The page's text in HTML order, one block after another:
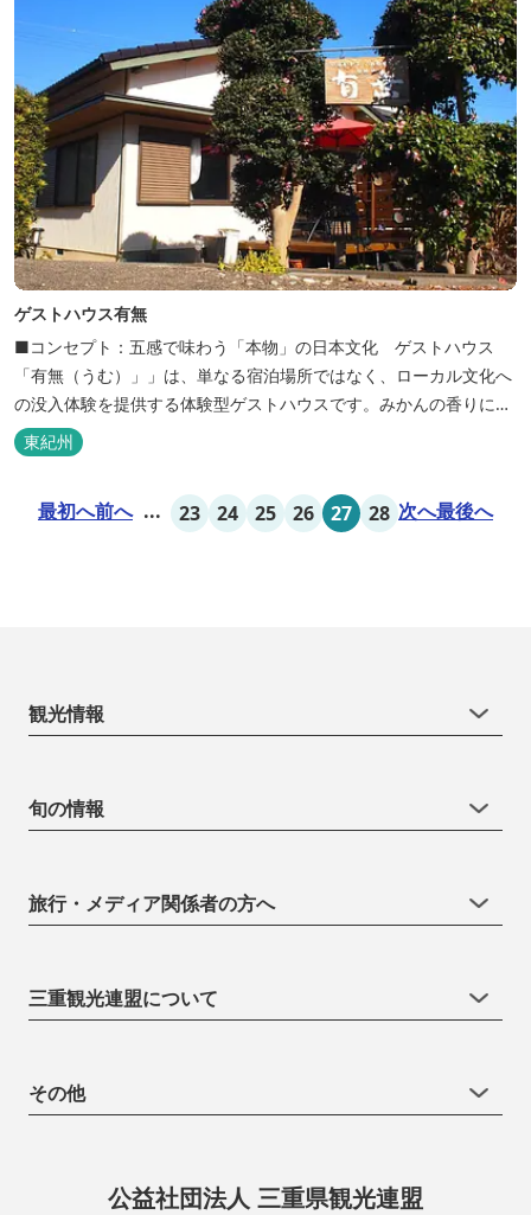
ゲストハウス有無
■コンセプト：五感で味わう「本物」の日本文化 ゲストハウス
「有無（うむ）」」は、単なる宿泊場所ではなく、ローカル文化へ
の没入体験を提供する体験型ゲストハウスです。みかんの香りに包
まれ、歴史ある世界遺産を巡り、日本の原風景に触れる。「本物」
の日本文化を巡る冒険がここから始まります。 「年中みかんのとれ
「ウエルカムみかん」や無農薬野菜の...
東紀州
最初へ前へ ... 23 24 25 26 27 28 次へ最後へ
観光情報
旬の情報
旅行・メディア関係者の方へ
三重観光連盟について
その他
公益社団法人 三重県観光連盟